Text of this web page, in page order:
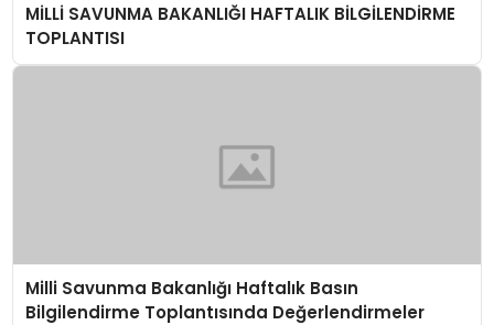
MİLLİ SAVUNMA BAKANLIĞI HAFTALIK BİLGİLENDİRME
TOPLANTISI
Milli Savunma Bakanlığı Haftalık Basın
Bilgilendirme Toplantısında Değerlendirmeler